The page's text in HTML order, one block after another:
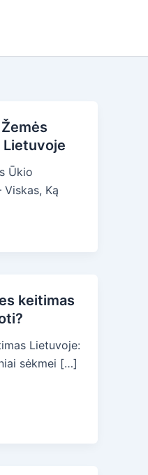
Lietuvoje
Ūkio
Ką
keitimas
Lietuvoje:
sėkmei […]